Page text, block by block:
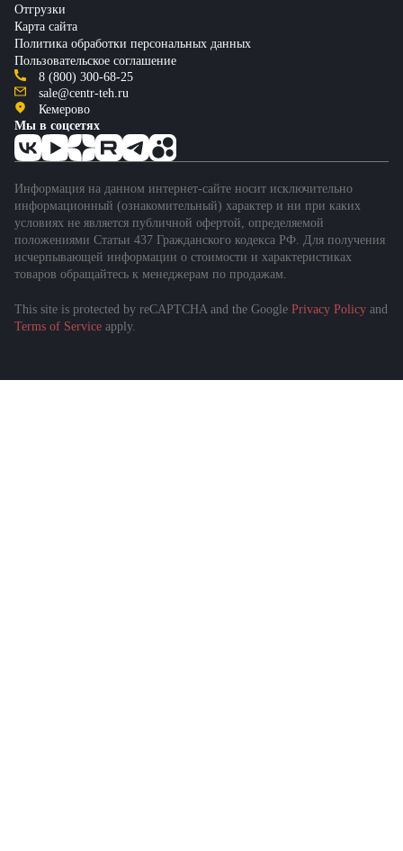
Отгрузки
Карта сайта
Политика обработки персональных данных
Пользовательское соглашение
8 (800) 300-68-25
sale@centr-teh.ru
Кемерово
Мы в соцсетях
Информация на данном интернет-сайте носит исключительно
информационный (ознакомительный) характер и ни при каких
условиях не является публичной офертой, определяемой
положениями Статьи 437 Гражданского кодекса РФ. Для получения
исчерпывающей информации о стоимости и характеристиках
товаров обращайтесь к менеджерам по продажам.
This site is protected by reCAPTCHA and the Google Privacy Policy and
Terms of Service apply.